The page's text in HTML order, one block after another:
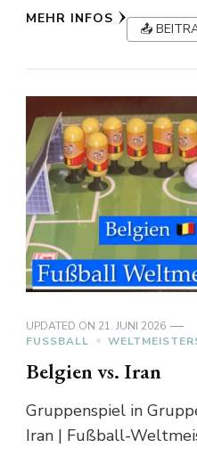
MEHR INFOS
📤
UPDATED ON 21. JUNI 2026
FUSSBALL
Belgien vs. Iran
Gruppenspiel in
Iran | Fußball-